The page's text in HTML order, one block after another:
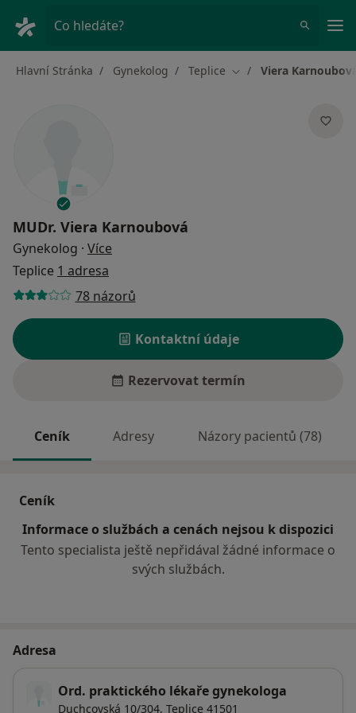
Co hledáte?
Hlavní Stránka Gynekolog Teplice Změna města
Viera
MUDr. Viera Karnoubová
Gynekolog · Více
Teplice 1 adresa
78 názorů
Kontaktní údaje
Rezervovat termín
Ceník Adresy Názory pacientů (78)
Ceník
Informace o službách a cenách nejsou k dispozici
Tento specialista ještě nepřidával žádné informace o
svých službách.
Adresa
Ord. praktického lékaře gynekologa
Duchcovská 10/304, Teplice 41501